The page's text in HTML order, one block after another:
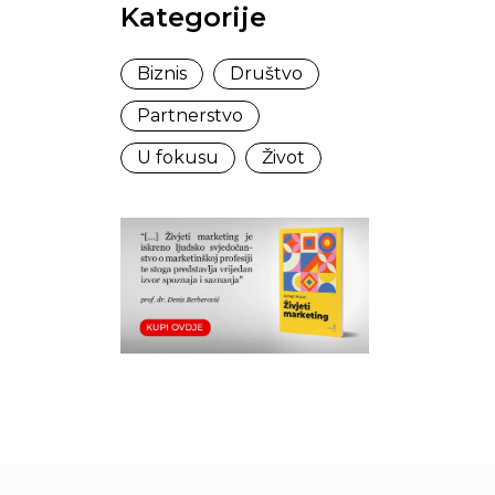
Kategorije
Biznis
Društvo
Partnerstvo
U fokusu
Život